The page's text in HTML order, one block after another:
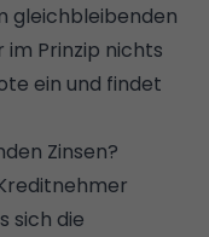
gleichbleibenden
Prinzip nichts
ein und findet
Zinsen?
sich die